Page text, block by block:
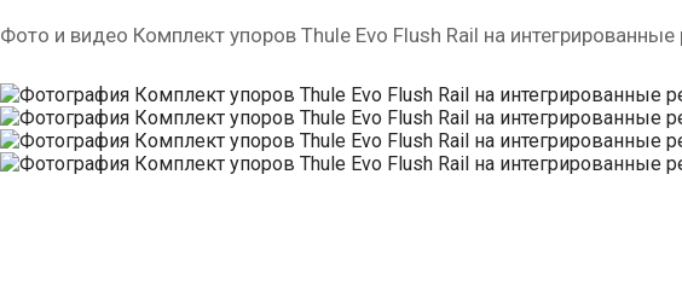
Фото и видео Комплект упоров Thule Evo Flush Rail на интегрированные